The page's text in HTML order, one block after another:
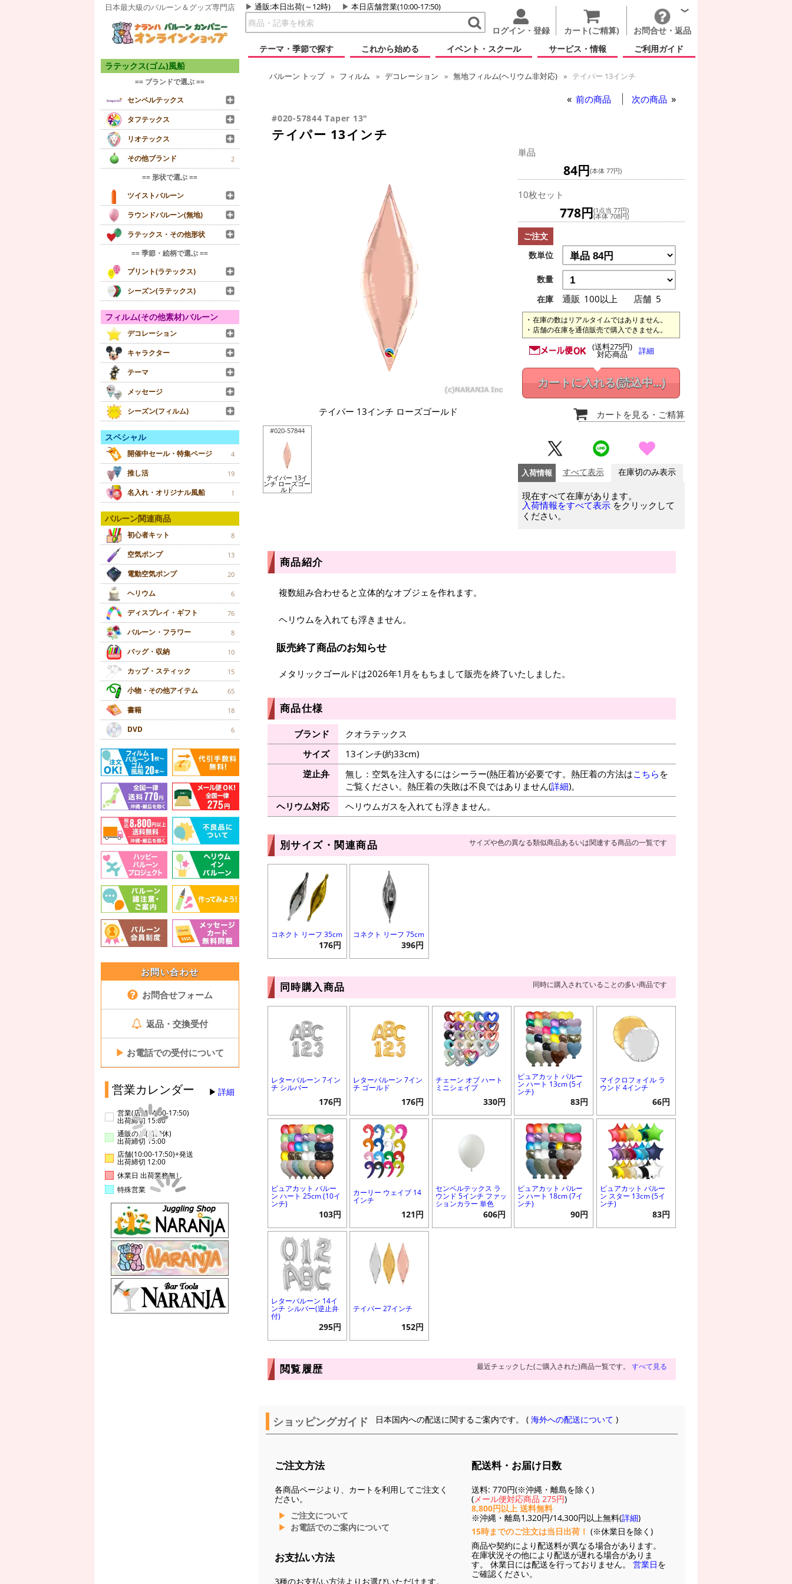
日本最大級のバルーン＆グッズ専門店 通販:本日出荷(～12時) 本日店舗営業(10:00-17:50)
ログイン・登録 カート(ご精算)
お問合せ・返品
テーマ・季節で探す
これから始める イベント・スクール サービス・情報 ご利用ガイド
ラテックス(ゴム)風船
== ブランドで選ぶ ==
センペルテックス
タフテックス
リオテックス
その他ブランド
2
== 形状で選ぶ ==
ツイストバルーン
ラウンドバルーン(無地)
ラテックス・その他形状
== 季節・絵柄で選ぶ ==
プリント(ラテックス)
シーズン(ラテックス)
フィルム(その他素材)バルーン
デコレーション
キャラクター
テーマ
メッセージ
シーズン(フィルム)
スペシャル
開催中セール・特集ページ 4
推し活 19
名入れ・オリジナル風船 1
バルーン関連商品
初心者キット 8
空気ポンプ 13
電動空気ポンプ 20
ヘリウム 6
ディスプレイ・ギフト 76
バルーン・フラワー 8
バッグ・収納 10
カップ・スティック 15
小物・その他アイテム 65
書籍 18
DVD 6
お問い合わせ
お問合せフォーム
返品・交換受付
▶ お電話での受付について
営業カレンダー 詳細
営業(店舗14:00-17:50)
出荷締切 15:00
通販のみ(店舗休)
出荷締切 15:00
店舗(10:00-17:50)+発送
出荷締切 12:00
休業日 出荷業務無し
特殊営業
バルーン トップ フィルム デコレーション 無地フィルム(ヘリウム非対応) テイパー 13インチ
前の商品 次の商品
#020-57844 Taper 13"
テイパー 13インチ
テイパー 13インチ ローズゴールド
#020-57844
テイパー 13イ
ンチ ローズゴー
ルド
単品
84円(本体 77円)
10枚セット
778円(1点当 77円)
(本体 708円)
ご注文
数単位
数量
在庫
通販 100以上 店舗 5
在庫の数はリアルタイムではありません。
店舗の在庫を通信販売で購入できません。
(送料275円)
対応商品 詳細
カートに入れる(読込中...)
カートを見る ・ご精算
入荷情報 すべて表示 在庫切のみ表示
現在すべて在庫があります。
入荷情報をすべて表示 をクリックして
ください。
商品紹介
複数組み合わせると立体的なオブジェを作れます。
ヘリウムを入れても浮きません。
販売終了商品のお知らせ
メタリックゴールドは2026年1月をもちまして販売を終了いたしました。
商品仕様
ブランド
クオラテックス
サイズ
13インチ(約33cm)
逆止弁
無し：空気を注入するにはシーラー(熱圧着)が必要です。熱圧着の方法はこちら を
ご覧ください。熱圧着の失敗は不良ではありません(詳細)。
ヘリウム対応
ヘリウムガスを入れても浮きません。
別サイズ・関連商品 サイズや色の異なる類似商品あるいは関連する商品の一覧です
コネクト リーフ 35cm
176円
コネクト リーフ 75cm
396円
同時購入商品 同時に購入されていることの多い商品です
レターバルーン 7イン
チ シルバー
176円
レターバルーン 7イン
チ ゴールド
176円
チェーン オブ ハート
ミニシェイプ
330円
ピュアカット バルー
ン ハート 13cm (5イ
ンチ)
83円
マイクロフォイル ラ
ウンド 4インチ
66円
ピュアカット バルー
ン ハート 25cm (10イ
ンチ)
103円
カーリー ウェイブ 14
インチ
121円
センペルテックス ラ
ウンド 5インチ ファッ
ションカラー 単色
606円
ピュアカット バルー
ン ハート 18cm (7イ
ンチ)
90円
ピュアカット バルー
ン スター 13cm (5イ
ンチ)
83円
レターバルーン 14イ
ンチ シルバー(逆止弁
付)
295円
テイパー 27インチ
152円
閲覧履歴 最近チェックした(ご購入された)商品一覧です。 すべて見る
ショッピングガイド 日本国内への配送に関するご案内です。 (海外への配送について )
ご注文方法
各商品ページより、カートを利用してご注文く
ださい。
ご注文について
お電話でのご案内について
お支払い方法
3種のお支払い方法よりお選びいただけます。
配送料・お届け日数
送料: 770円(※沖縄・離島を除く)
(メール便対応商品 275円)
8,800円以上 送料無料
※沖縄・離島1,320円/14,300円以上無料(詳細)
15時までのご注文は当日出荷！ (※休業日を除く)
商品や契約により配送料が異なる場合があります。
在庫状況その他により配送が遅れる場合がありま
す。 休業日には配送を行っておりません。 営業日を
ご確認ください。